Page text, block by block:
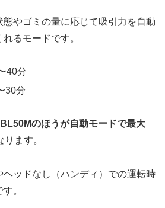
態やゴミの量に応じて吸引力を自動
るモードです。
40分
30分
BL50Mのほうが自動モードで最大
ります。
ッドなし（ハンディ）での運転時
。